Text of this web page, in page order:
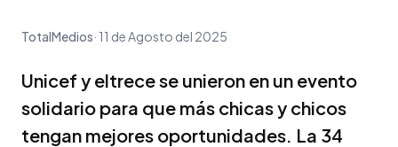
TotalMedios 11 de Agosto del 2025
Unicef y eltrece se unieron en un evento
solidario para que más chicas y chicos
tengan mejores oportunidades. La 34